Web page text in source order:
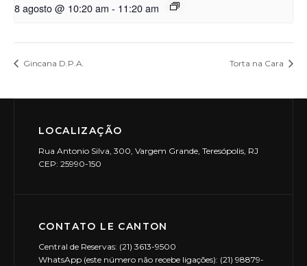
8 agosto @ 10:20 am - 11:20 am
Gincana D.P.A. Torta na Cara
LOCALIZAÇÃO
Rua Antonio Silva, 300, Vargem Grande, Teresópolis, RJ
CEP: 25990-150
CONTATO LE CANTON
Central de Reservas: (21) 3613-9500
WhatsApp (este número não recebe ligações): (21) 98879-